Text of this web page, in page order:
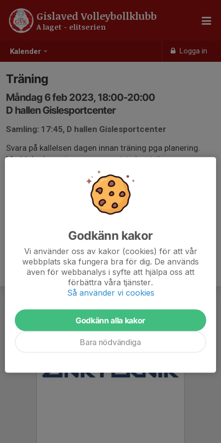
Kalender Logga in
Gislaved Volleybollklubb
A laget - elitserien
Träning
Måndag 6 feb 2023, 18:00-20:00
D hallen Gislesportcenter
Samling: 17:45, D hallen Gislesportcenter
Svara på kallelsen dagen innan träning pga planering.
Meddela dagen innan om man inte kan träna.
Planerad ledighet berättar man så fort man vet om.
Blir man sjuk så meddelar man så tidigt som möjligt.
Godkänn kakor
Vi använder oss av kakor (cookies) för att vår
webbplats ska fungera bra för dig. De används
även för webbanalys i syfte att hjälpa oss att
förbättra våra tjänster.
Så använder vi cookies
Godkänn alla kakor
Bara nödvändiga